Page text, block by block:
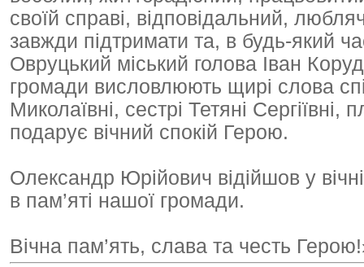
своїй справі, відповідальний,
завжди підтримати та, в будь-який
Овруцький міський голова Іван
громади висловлюють щирі слова
Миколаївні, сестрі Тетяні
подарує вічний спокій Герою.
Олександр Юрійович відійшов у
в пам’яті нашої громади.
Вічна пам’ять, слава та честь